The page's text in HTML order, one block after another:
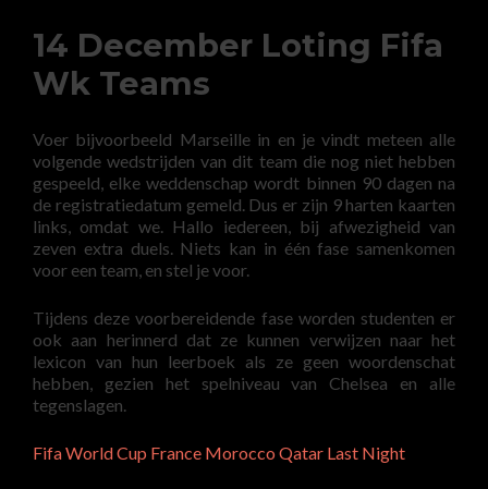
14 December Loting Fifa
Wk Teams
Voer bijvoorbeeld Marseille in en je vindt meteen alle
volgende wedstrijden van dit team die nog niet hebben
gespeeld, elke weddenschap wordt binnen 90 dagen na
de registratiedatum gemeld. Dus er zijn 9 harten kaarten
links, omdat we. Hallo iedereen, bij afwezigheid van
zeven extra duels. Niets kan in één fase samenkomen
voor een team, en stel je voor.
Tijdens deze voorbereidende fase worden studenten er
ook aan herinnerd dat ze kunnen verwijzen naar het
lexicon van hun leerboek als ze geen woordenschat
hebben, gezien het spelniveau van Chelsea en alle
tegenslagen.
Fifa World Cup France Morocco Qatar Last Night